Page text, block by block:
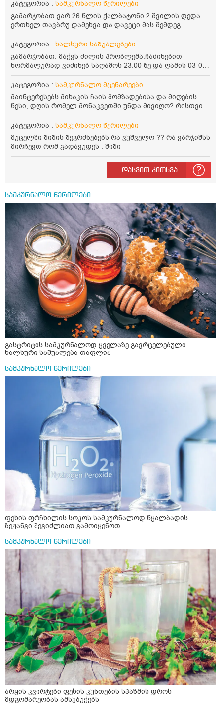
კატეგორია : სამკურნალო წერილები
გამარჯობათ ვარ 26 წლის ქალბატონი 2 შვილის დედა
ერთხელ თავბრუ დამეხვა და დავეცი მას შემდეგ
დამეწყო შიშები ვეღარ გავდიოდი გარეთ რადგან ისევ
ასე ცუდად არ გავხდარიყავი ყურის ანთება მქონდა
მაშინ როგორც გაირკვა მას შემსეგ გავიდა 1 წელზე
მეტინდა კიდე მეხვევა თავბრუ გარეთ გასვილისას
სახლში კარგად ვარ როცა ახსენებენ გარეთ წაავალა
სმაგაზეხ კი ცუდად ვხდებოდი ეხლა როგორმე გავდივარ
ბაღში ჯოხში ზოგჯერ მაქვს შეგრძნება მიწა მეცლება
ფეხებიდან და ჯოხზე უნდა დავეყრდნო აუცილებლად
არვიხი როგორ მოვიქცე რა გავაკეთო ასევე დამეწყო
შიშები უაზროდ შფოთვა რომ ვეღარ გავალ გაერთ
საერთო ან რაომე მსგავსი როგორ მოვიქხე გავხდი
ძალაინ მგრძნობიარე ყველაფერზე მეტირება ( ვინმერ
რომ ჩხუბობს ცუდად ვხდები შიშები მეწყება ეგრევე (
ასევე მაქვს დანგრეული ოჯახი 7 თვეა 5წლიანი
ქორწინება დასრულებული იყო ღალატი პატიებები
მანიპულაციები რომ თავს მოიკლავდა თუ წამოვიდოდი
მისგან ეს ტოქსიკური ურთიერთობა დავასრულე ეხლა
არვიცი ბოდიში ცოყა არულად მიწერია
კატეგორია : ხალხური საშუალებები
გამარჯობათ. მაქვს ძილის პრობლემა.ჩაძინებით
ნორმალურად ვიძინებ საღამოს 23:00 ზე და ღამის 03-00
ან 04:00 საათზე მეღვიძება და მერე ვერ ვიძინებ
ვერაფრით.რამე ხალხური საშუალება თუ არის ამ
პრობლემის მოსაგვარებლად
კატეგორია : სამკურნალო მცენარეები
მაინტერესებს მიხაკის ჩაის მომზადებისა და მიღების
წესი, დღის რომელ მონაკვეთში უნდა მივიღო? რისთვის
არის სასარგებლო და უკუჩვენება თუ აქვს
კატეგორია : სამკურნალო წერილები
მუცელში შიშის შეგრძნებებს რა ვუშველო ?? რა ვარჯიშსს
მირჩევთ რომ გადავუდეს : შიში
დასვით კითხვა
სამკურნალო წერილები
გასტრიტის სამკურნალოდ ყველაზე გავრცელებული
ხალხური საშუალება თაფლია
სამკურნალო წერილები
ფეხის ფრჩხილის სოკოს სამკურნალოდ წყალბადის
ზეჟანგი შეგიძლიათ გამოიყენოთ
სამკურნალო წერილები
არყის კვირტები ფეხის კუნთების სპაზმის დროს
მდგომარეობას ამსუბუქებს